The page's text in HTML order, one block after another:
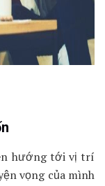
hướng tới vị trí
vọng của mình